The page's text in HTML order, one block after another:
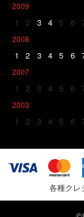
2009
1 2 3 4 5 6
2008
1 2 3 4 5 6
2007
1 2 3 4 5 6
2003
1 2 3 4 5 6
各種クレ